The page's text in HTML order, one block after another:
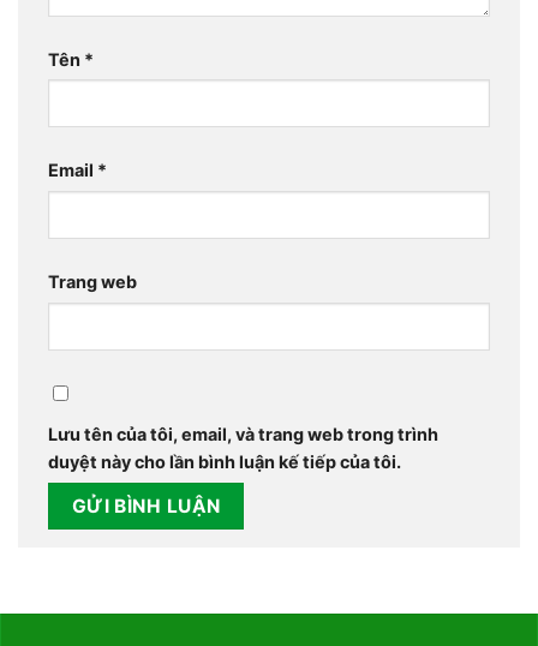
Tên *
Email *
Trang web
Lưu tên của tôi, email, và trang web trong trình
duyệt này cho lần bình luận kế tiếp của tôi.